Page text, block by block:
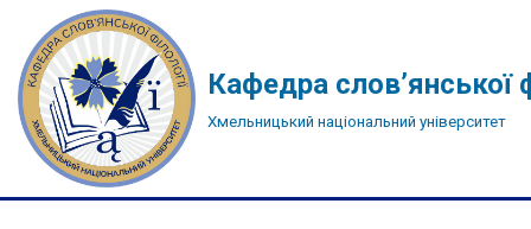
Перейти
до
вмісту
Кафедра слов’янської
Хмельницький національний університет